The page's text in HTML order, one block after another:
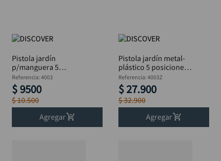
Pistola jardín
p/manguera 5
chorros DISCOVER
Referencia: 4003
$ 9500
$10.500
Agregar
Pistola jardín metal-
plástico 5 posiciones
DISCOVER
Referencia: 4003Z
$ 27.900
$32.900
Agregar